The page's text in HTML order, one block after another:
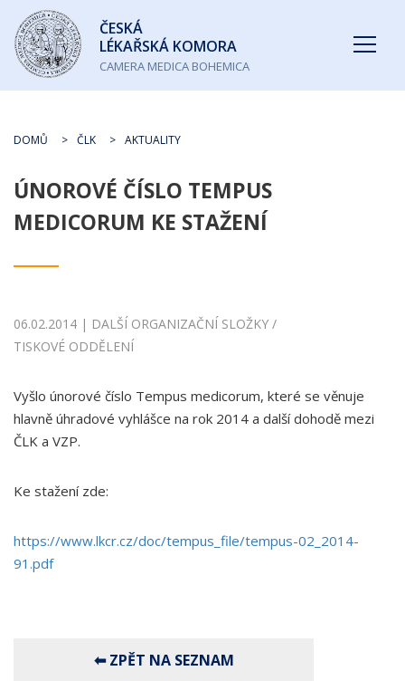
Česká
lékařská
komora
ČESKÁ
LÉKAŘSKÁ KOMORA
CAMERA MEDICA BOHEMICA
DOMŮ ČLK AKTUALITY
ÚNOROVÉ ČÍSLO TEMPUS
MEDICORUM KE STAŽENÍ
06.02.2014 | DALŠÍ ORGANIZAČNÍ SLOŽKY /
TISKOVÉ ODDĚLENÍ
Vyšlo únorové číslo Tempus medicorum, které se věnuje
hlavně úhradové vyhlášce na rok 2014 a další dohodě mezi
ČLK a VZP.
Ke stažení zde:
https://www.lkcr.cz/doc/tempus_file/tempus-02_2014-
91.pdf